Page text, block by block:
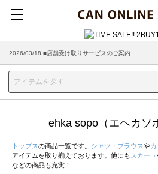
2026/08/04 ■8/13(木)AM2:00～サイトメンテナンス実
2026/03/18 ■店舗受け取りサービスのご案内
ehka sopo（エヘカソ
トップスの商品一覧です。 シャツ・ブラウスや
アイテムを取り揃えております。他にも スカート
などの商品も充実！